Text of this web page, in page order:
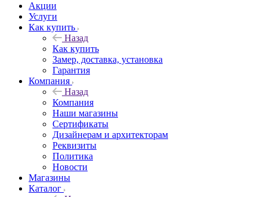
Акции
Услуги
Как купить
Назад
Как купить
Замер, доставка, установка
Гарантия
Компания
Назад
Компания
Наши магазины
Сертификаты
Дизайнерам и архитекторам
Реквизиты
Политика
Новости
Магазины
Каталог